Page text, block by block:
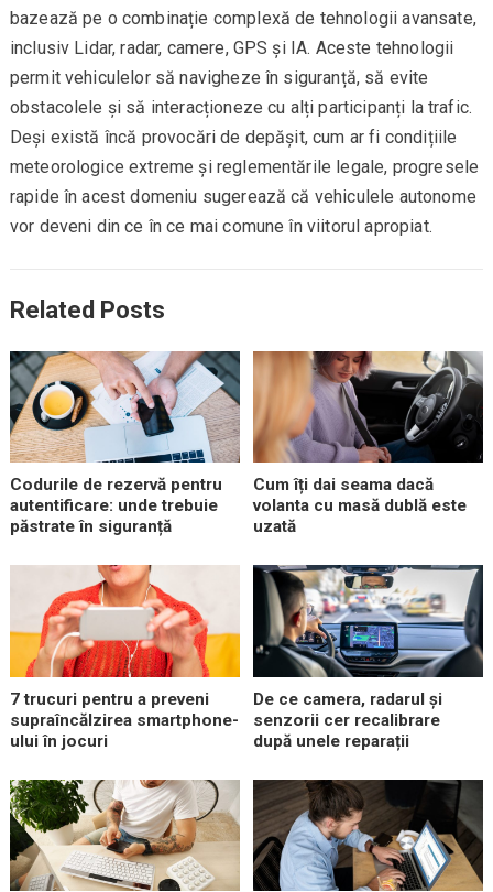
bazează pe o combinație complexă de tehnologii avansate,
inclusiv Lidar, radar, camere, GPS și IA. Aceste tehnologii
permit vehiculelor să navigheze în siguranță, să evite
obstacolele și să interacționeze cu alți participanți la trafic.
Deși există încă provocări de depășit, cum ar fi condițiile
meteorologice extreme și reglementările legale, progresele
rapide în acest domeniu sugerează că vehiculele autonome
vor deveni din ce în ce mai comune în viitorul apropiat.
Related Posts
Codurile de rezervă pentru
autentificare: unde trebuie
păstrate în siguranță
Cum îți dai seama dacă
volanta cu masă dublă este
uzată
7 trucuri pentru a preveni
supraîncălzirea smartphone-
ului în jocuri
De ce camera, radarul și
senzorii cer recalibrare
după unele reparații